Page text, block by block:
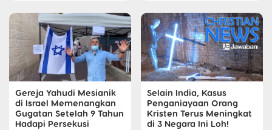
Gereja Yahudi Mesianik
di Israel Memenangkan
Gugatan Setelah 9 Tahun
Hadapi Persekusi
Selain India, Kasus
Penganiayaan Orang
Kristen Terus Meningkat
di 3 Negara Ini Loh!